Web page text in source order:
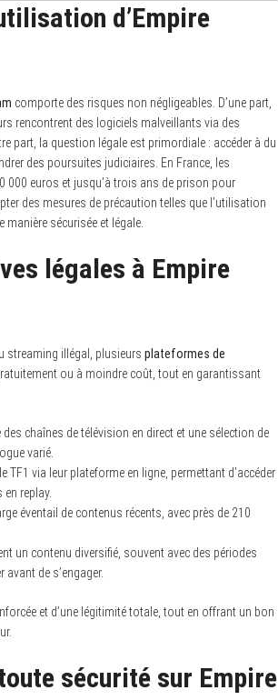
d’Empire
comporte des risques non négligeables. D’une part,
rencontrent des logiciels malveillants via des
part, la question légale est primordiale : accéder à du
des poursuites judiciaires. En France, les
000 euros et jusqu’à trois ans de prison pour
des mesures de précaution telles que l’utilisation
manière sécurisée et légale.
légales à Empire
streaming illégal, plusieurs plateformes de
ou à moindre coût, tout en garantissant
chaînes de télévision en direct et une sélection de
varié.
TF1 via leur plateforme en ligne, permettant d’accéder
replay.
éventail de contenus récents, avec près de 210
un contenu diversifié, souvent avec des périodes
avant de s’engager.
et d’une légitimité totale, tout en offrant un bon
sécurité sur Empire